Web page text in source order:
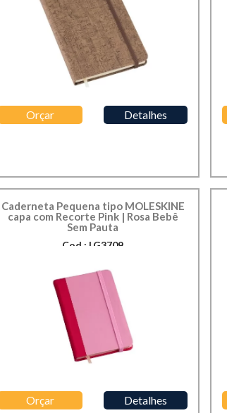
Orçar Detalhes
Caderneta Pequena tipo MOLESKINE
capa com Recorte Pink | Rosa Bebê
Sem Pauta
Cod.: LG3709
Orçar Detalhes